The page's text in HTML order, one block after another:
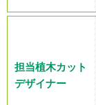
担当植木カット
デザイナー